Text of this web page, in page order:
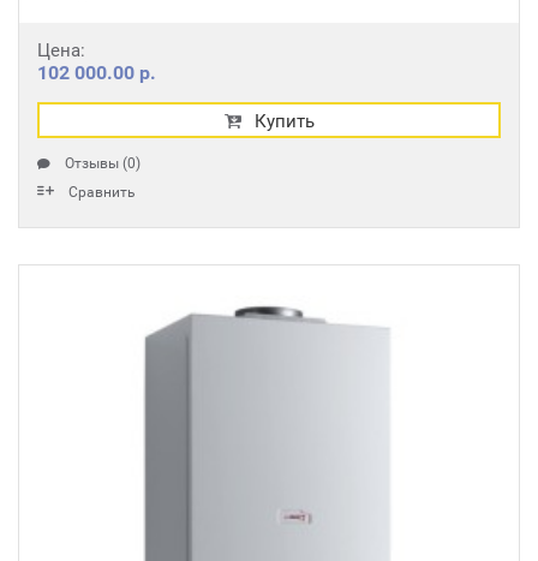
Цена:
102 000.00 р.
Купить
Отзывы (0)
Сравнить